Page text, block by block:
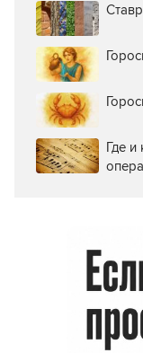
Где и